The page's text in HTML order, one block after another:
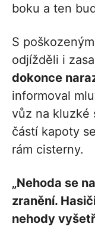
boku a ten
S
odjížděli i
dokonce
informoval
vůz na kluzké
částí kapoty
rám cisterny.
„Nehoda se
zranění.
nehody